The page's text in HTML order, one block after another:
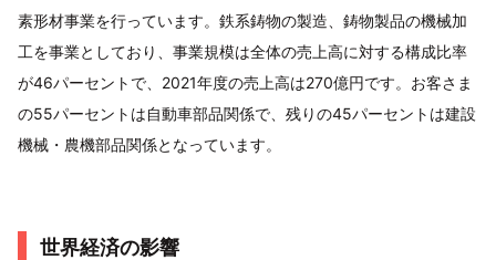
素形材事業を行っています。鉄系鋳物の製造、鋳物製品の機械加
工を事業としており、事業規模は全体の売上高に対する構成比率
が46パーセントで、2021年度の売上高は270億円です。お客さま
の55パーセントは自動車部品関係で、残りの45パーセントは建設
機械・農機部品関係となっています。
世界経済の影響